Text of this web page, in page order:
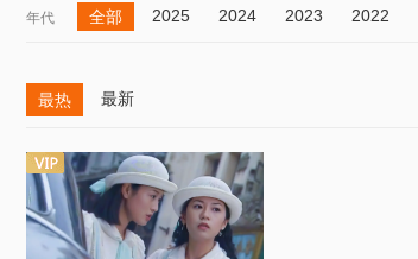
年代 全部 2025 2024 2023 2022
最热 最新